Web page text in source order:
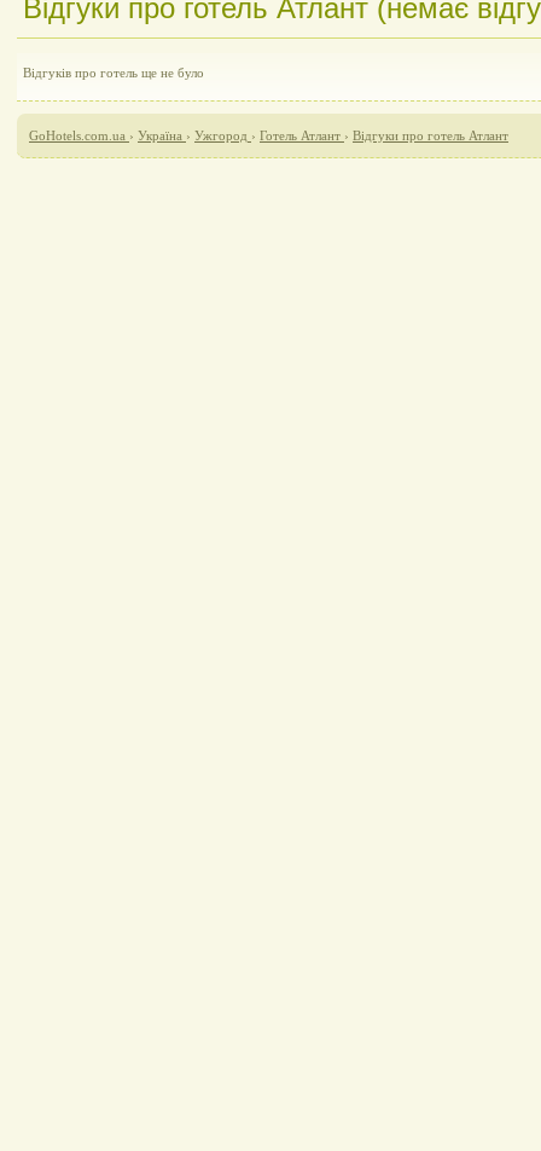
Відгуки про готель Атлант (немає
Відгуків про готель ще не було
GoHotels.com.ua › Україна › Ужгород › Готель Атлант › Відгуки про готель Атлант